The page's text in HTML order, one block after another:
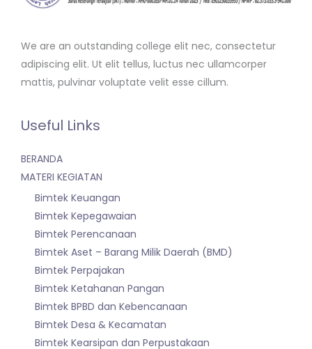
We are an outstanding college elit nec, consectetur
adipiscing elit. Ut elit tellus, luctus nec ullamcorper
mattis, pulvinar voluptate velit esse cillum.
Useful Links
BERANDA
MATERI KEGIATAN
Bimtek Keuangan
Bimtek Kepegawaian
Bimtek Perencanaan
Bimtek Aset – Barang Milik Daerah (BMD)
Bimtek Perpajakan
Bimtek Ketahanan Pangan
Bimtek BPBD dan Kebencanaan
Bimtek Desa & Kecamatan
Bimtek Kearsipan dan Perpustakaan